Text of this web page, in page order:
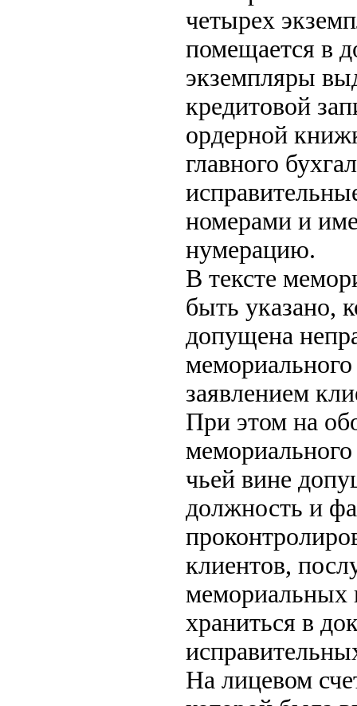
четырех
помещается в
экземпляры
кредитовой
ордерной
главного
номерами и
нумерацию.
В тексте
быть указано,
допущена
заявлением
При этом на
мемориального
чьей вине
должность и
клиентов,
мемориальных
храниться в
На лицевом